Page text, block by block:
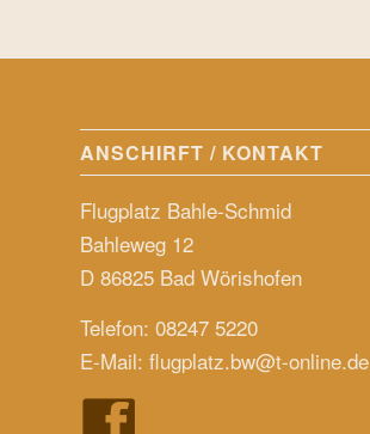
ANSCHIRFT / KONTAKT
Flugplatz Bahle-Schmid
Bahleweg 12
D 86825 Bad Wörishofen
Telefon: 08247 5220
E-Mail: flugplatz.bw@t-online.de